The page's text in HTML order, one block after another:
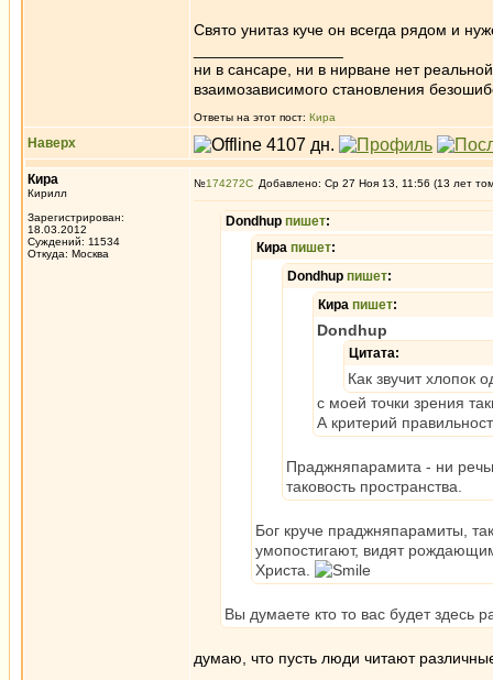
Свято унитаз куче он всегда рядом и
ни в сансаре, ни в нирване нет
взаимозависимого становления
Ответы на этот пост: Кира
Наверх
Кира
Кирилл
Зарегистрирован:
18.03.2012
Суждений: 11534
Откуда: Москва
№174272 Добавлено: Ср 27 Ноя 13, 11:56 (13 лет
Dondhup пишет:
Кира пишет:
Dondhup пишет:
Кира пишет:
Dondhup
Цитата:
Как звучит хлопок
с моей точки зрения
А критерий
Праджняпарамита - ни
таковость пространства.
Бог круче праджняпарамиты,
умопостигают, видят
Христа.
Вы думаете кто то вас будет здесь
думаю, что пусть люди читают